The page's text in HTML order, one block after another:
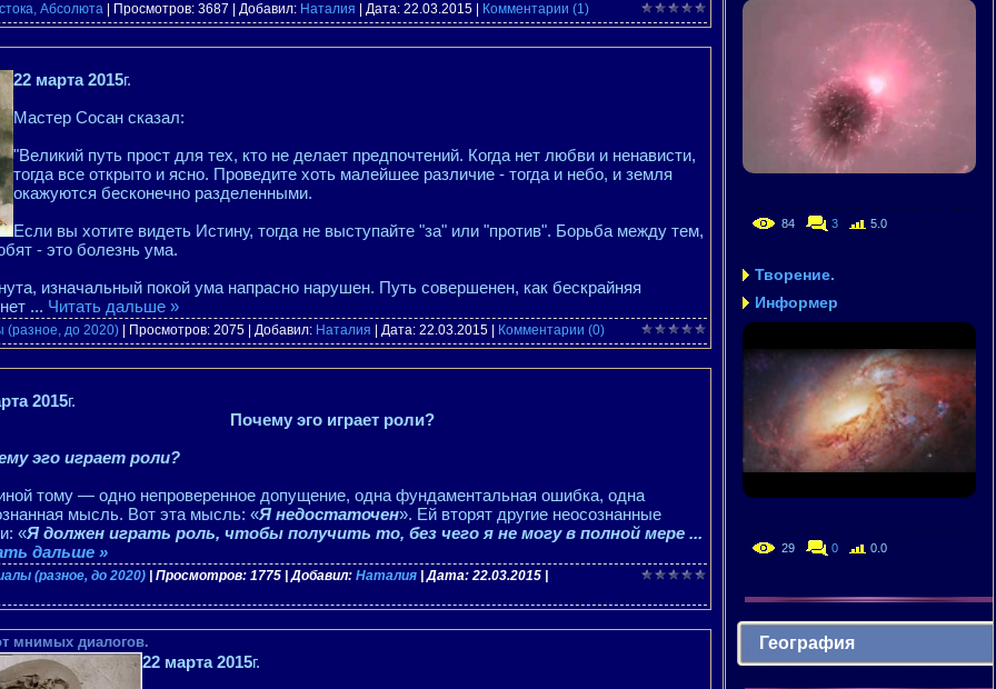
Абсолюта | Просмотров: 3687 | Добавил: Наталия | Дата: 22.03.2015 Комментарии (1)
22 марта 2015г.
Мастер Сосан сказал:
"Великий путь прост для тех, кто не делает предпочтений. Когда нет любви и ненависти,
тогда все открыто и ясно. Проведите хоть малейшее различие - тогда и небо, и земля
окажуются бесконечно разделенными.
Если вы хотите видеть Истину, тогда не выступайте "за" или "против". Борьба между тем,
- это болезнь ума.
изначальный покой ума напрасно нарушен. Путь совершенен, как бескрайняя
... Читать дальше »
(разное, до 2020) | Просмотров: 2075 | Добавил: Наталия | Дата: 22.03.2015 Комментарии (0)
2015г.
Почему эго играет роли?
эго играет роли?
тому — одно непроверенное допущение, одна фундаментальная ошибка, одна
мысль. Вот эта мысль: «Я недостаточен». Ей вторят другие неосознанные
«Я должен играть роль, чтобы получить то, без чего я не могу в полной мере ...
дальше »
(разное, до 2020) | Просмотров: 1775 | Добавил: Наталия | Дата:22.03.2015
мнимых диалогов.
22 марта 2015г.
84 3 5.0
Творение.
Информер
29 0 0.0
География